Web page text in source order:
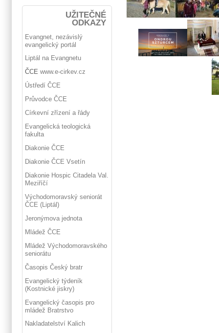
UŽITEČNÉ
ODKAZY
Evangnet, nezávislý
evangelický portál
Liptál na Evangnetu
ČCE www.e-cirkev.cz
Ústředí ČCE
Průvodce ČCE
Církevní zřízení a řády
Evangelická teologická
fakulta
Diakonie ČCE
Diakonie ČCE Vsetín
Diakonie Hospic Citadela Val.
Meziříčí
Východomoravský seniorát
ČCE (Liptál)
Jeronýmova jednota
Mládež ČCE
Mládež Východomoravského
seniorátu
Časopis Český bratr
Evangelický týdeník
(Kostnické jiskry)
Evangelický časopis pro
mládež Bratrstvo
Nakladatelství Kalich